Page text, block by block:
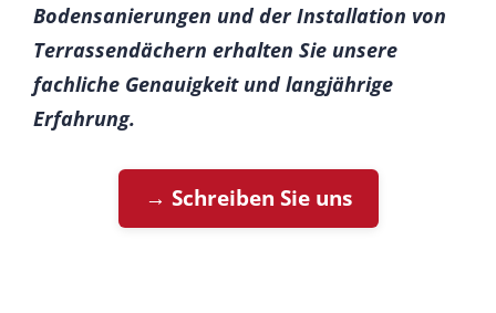
Bodensanierungen und der Installation von
Terrassendächern erhalten Sie unsere
fachliche Genauigkeit und langjährige
Erfahrung.
→ Schreiben Sie uns